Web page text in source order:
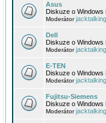
Asus
Diskuze o Windows
Moderátorjacktalking
Dell
Diskuze o Windows
Moderátorjacktalking
E-TEN
Diskuze o Windows
Moderátorjacktalking
Fujitsu-Siemens
Diskuze o Windows
Moderátorjacktalking